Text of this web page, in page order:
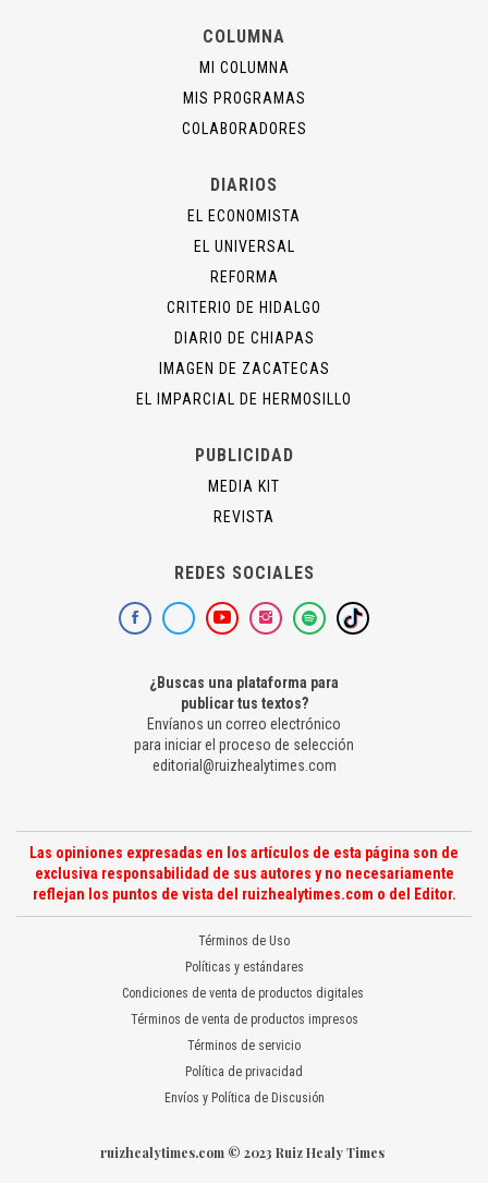
COLUMNA
MI COLUMNA
MIS PROGRAMAS
COLABORADORES
DIARIOS
EL ECONOMISTA
EL UNIVERSAL
REFORMA
CRITERIO DE HIDALGO
DIARIO DE CHIAPAS
IMAGEN DE ZACATECAS
EL IMPARCIAL DE HERMOSILLO
PUBLICIDAD
MEDIA KIT
REVISTA
REDES SOCIALES
¿Buscas una plataforma para
publicar tus textos?
Envíanos un correo electrónico
para iniciar el proceso de selección
editorial@ruizhealytimes.com
Las opiniones expresadas en los artículos de esta página son de
exclusiva responsabilidad de sus autores y no necesariamente
reflejan los puntos de vista del ruizhealytimes.com o del Editor.
Términos de Uso
Políticas y estándares
Condiciones de venta de productos digitales
Términos de venta de productos impresos
Términos de servicio
Política de privacidad
Envíos y Política de Discusión
ruizhealytimes.com © 2023 Ruiz Healy Times